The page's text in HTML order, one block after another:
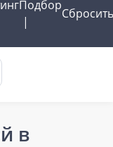
Подбор
Сбросить
в